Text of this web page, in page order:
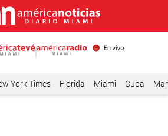
York Times Florida Miami Cuba